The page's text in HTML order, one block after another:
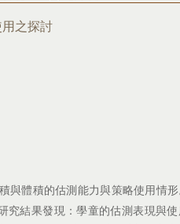
之探討
與體積的估測能力與策略使用情形
究結果發現：學童的估測表現與